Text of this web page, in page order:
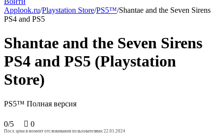
Applook.ru/Playstation Store/PS5™/Shantae and the Seven Sirens
PS4 and PS5
Shantae and the Seven Sirens
PS4 and PS5 (Playstation
Store)
PS5™ Полная версия
0/5 0
Посл. цена в момент отслеживания пользователями 22.01.2024